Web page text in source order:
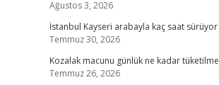
Ağustos 3, 2026
İstanbul Kayseri arabayla kaç saat sürüyor
Temmuz 30, 2026
Kozalak macunu günlük ne kadar
Temmuz 26, 2026